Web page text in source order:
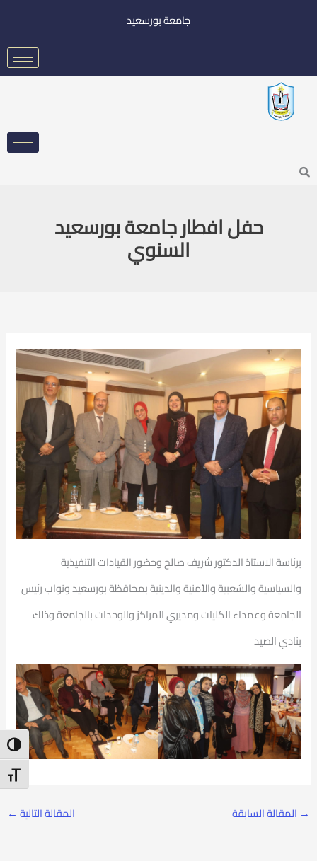
جامعة بورسعيد
Search
حفل افطار جامعة بورسعيد
السنوي
برئاسة الاستاذ الدكتور شريف صالح وحضور القيادات التنفيذية
والسياسية والشعبية والأمنية والدينية بمحافظة بورسعيد ونواب رئيس
الجامعة وعمداءالكليات ومديري المراكز والوحدات بالجامعة وذلك
بنادي الصيد
→ المقالة السابقة المقالة التالية ←